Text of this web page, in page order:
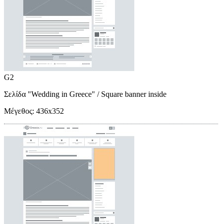
G2
Σελίδα "Wedding in Greece" / Square banner inside
Μέγεθος: 436x352